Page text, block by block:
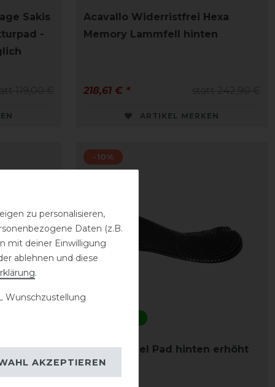
Sakis
-
Acavallo Widerristfrei Hexa
Memory Lammfell hinten
218,61 € *
ARTIKEL MERKEN
Half Pad
-10%
Acavallo Gel Pad hinten erhöht
zu personalisieren,
Daten (z.B.
mit deiner Einwilligung
ablehnen und diese
.
Wunschzustellung
AKZEPTIEREN